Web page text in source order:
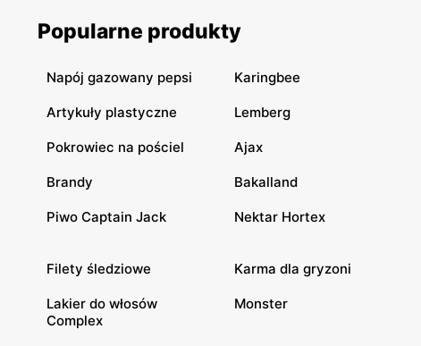
Popularne produkty
Napój gazowany pepsi Karingbee
Artykuły plastyczne Lemberg
Pokrowiec na pościel Ajax
Brandy Bakalland
Piwo Captain Jack Nektar Hortex
Filety śledziowe Karma dla gryzoni
Lakier do włosów
Complex
Monster